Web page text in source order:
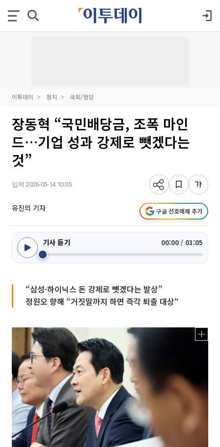
이투데이 정치 국회/정당
장동혁 “국민배당금, 조폭 마인
드…기업 성과 강제로 뺏겠다는
것”
입력 2026-05-14 10:05
유진의 기자 구글 선호매체 추가
기사 듣기 00:00 / 03:05
“삼성·하이닉스 돈 강제로 뺏겠다는 발상”
정원오 향해 “거짓말까지 하면 즉각 퇴출 대상“